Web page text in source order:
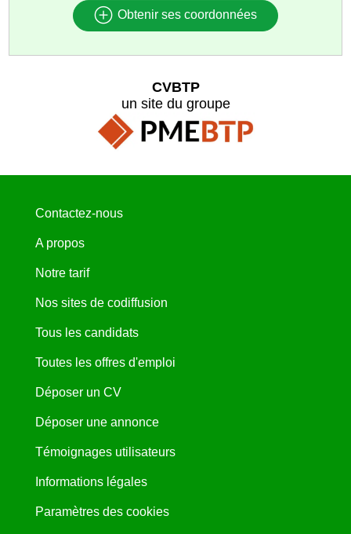
Obtenir ses coordonnées
CVBTP
un site du groupe
Contactez-nous
A propos
Notre tarif
Nos sites de codiffusion
Tous les candidats
Toutes les offres d'emploi
Déposer un CV
Déposer une annonce
Témoignages utilisateurs
Informations légales
Paramètres des cookies